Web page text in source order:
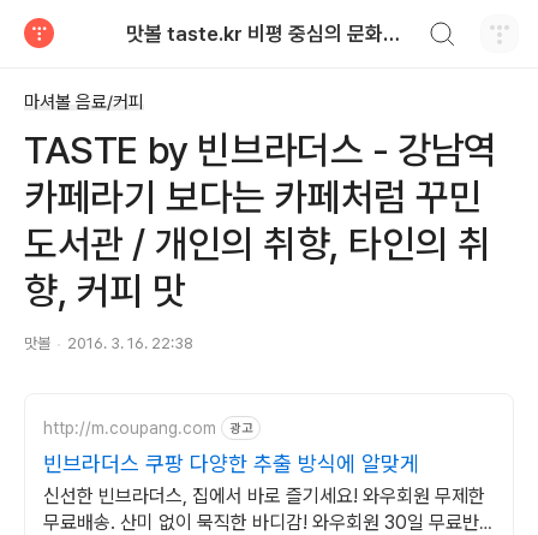
맛볼 taste.kr 비평 중심의 문화적 기호 · 맛 · 향기 리뷰
마셔볼 음료/커피
TASTE by 빈브라더스 - 강남역
카페라기 보다는 카페처럼 꾸민
도서관 / 개인의 취향, 타인의 취
향, 커피 맛
맛볼 2016. 3. 16. 22:38
http://m.coupang.com 광고
빈브라더스 쿠팡 다양한 추출 방식에 알맞게
신선한 빈브라더스, 집에서 바로 즐기세요! 와우회원 무제한
무료배송. 산미 없이 묵직한 바디감! 와우회원 30일 무료반